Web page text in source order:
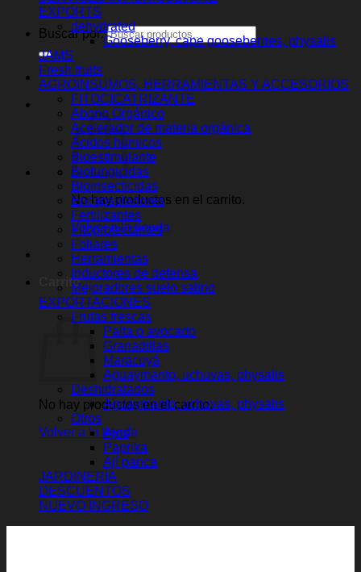
EXPORTS
dehydrated
Gooseberry, cape gooseberries, physalis
JAMS
Fresh fruits
AGROINSUMOS, HERRAMIENTAS Y ACCESORIOS
FITOCICATRIZANTE
Abono Orgánico
Acelerador de materia orgánica
Ácidos húmicos
Bioestimulante
Biofungicidas
Bioinsecticidas
Encapsuladores
Fertilizantes
Fitoprotectantes
Foliares
Herramientas
Inductores de defensa
Mejoradores suelo salino
EXPORTACIONES
Frutas frescas
Palta o avocado
Granadillas
Maracuyá
Aguaymanto, uchuvas, physalis
Deshidratados
Aguaymanto, uchuvas, physalis
Otros
Ajos
Paprika
Ají panca
JARDINERÍA
DESCUENTOS
NUEVO INGRESO